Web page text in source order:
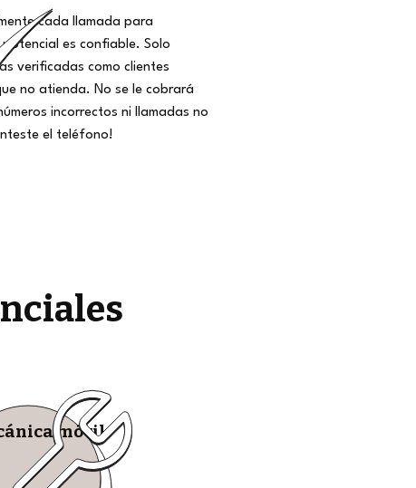
cada llamada para
es confiable. Solo
verificadas como clientes
no atienda. No se le cobrará
incorrectos ni llamadas no
el teléfono!
móvil